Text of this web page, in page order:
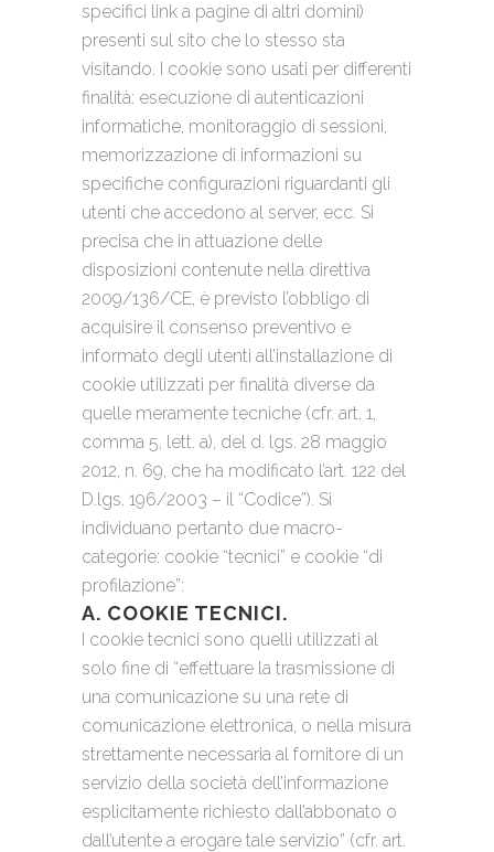
specifici link a pagine di altri domini)
presenti sul sito che lo stesso sta
visitando. I cookie sono usati per differenti
finalità: esecuzione di autenticazioni
informatiche, monitoraggio di sessioni,
memorizzazione di informazioni su
specifiche configurazioni riguardanti gli
utenti che accedono al server, ecc. Si
precisa che in attuazione delle
disposizioni contenute nella direttiva
2009/136/CE, è previsto l’obbligo di
acquisire il consenso preventivo e
informato degli utenti all’installazione di
cookie utilizzati per finalità diverse da
quelle meramente tecniche (cfr. art. 1,
comma 5, lett. a), del d. lgs. 28 maggio
2012, n. 69, che ha modificato l’art. 122 del
D.lgs. 196/2003 – il “Codice”). Si
individuano pertanto due macro-
categorie: cookie “tecnici” e cookie “di
profilazione”:
A. COOKIE TECNICI.
I cookie tecnici sono quelli utilizzati al
solo fine di “effettuare la trasmissione di
una comunicazione su una rete di
comunicazione elettronica, o nella misura
strettamente necessaria al fornitore di un
servizio della società dell’informazione
esplicitamente richiesto dall’abbonato o
dall’utente a erogare tale servizio” (cfr. art.